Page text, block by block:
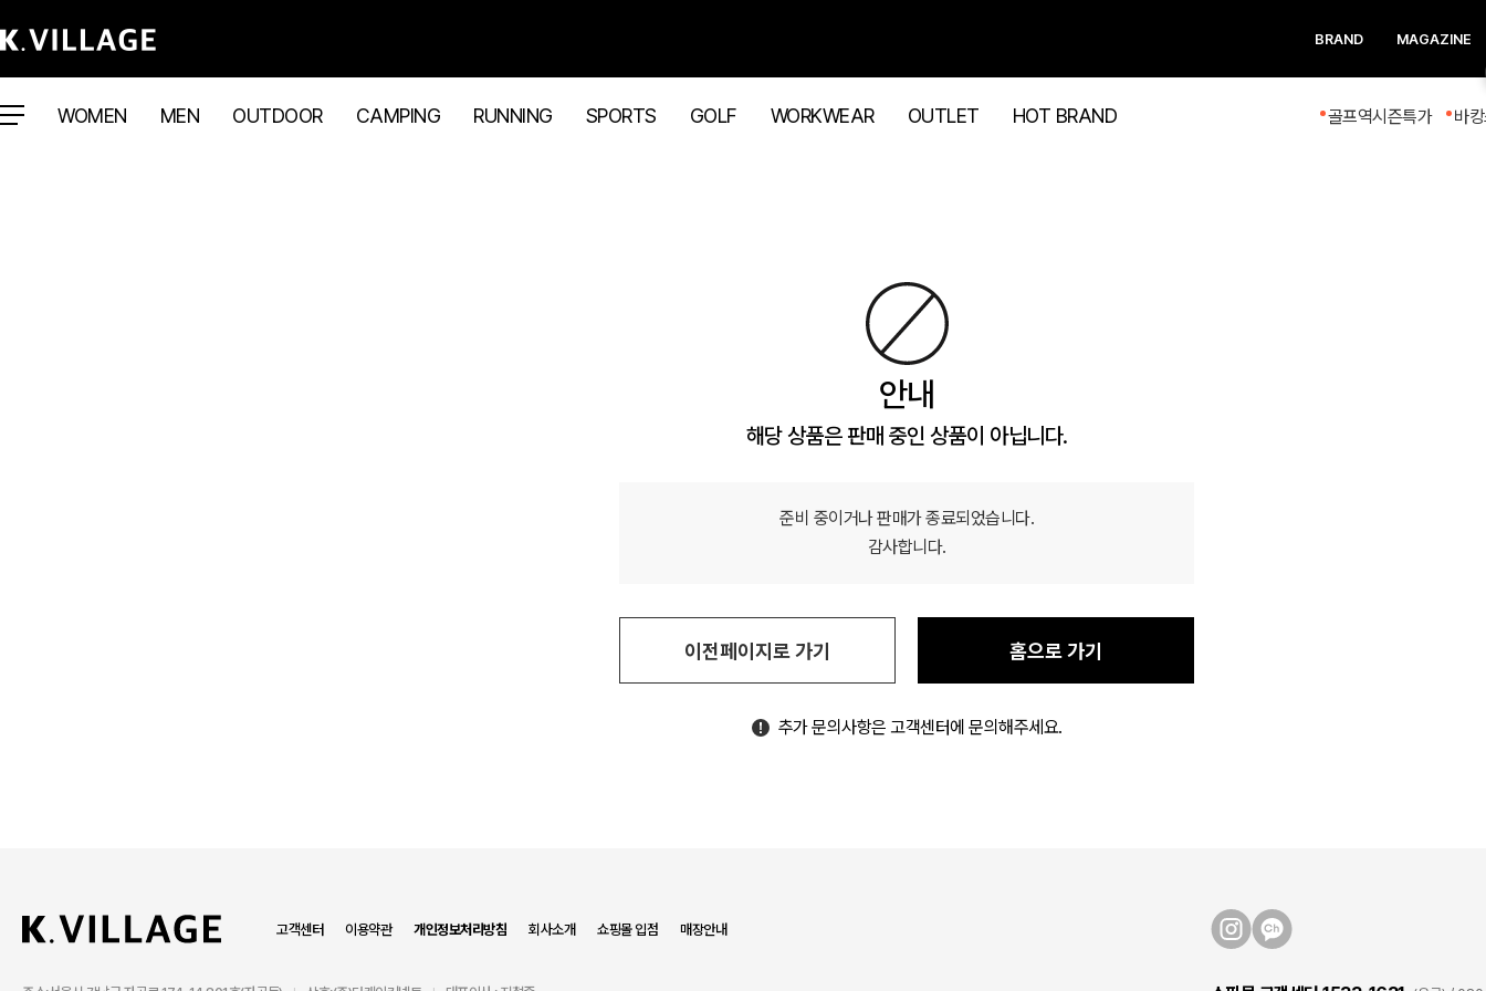
BRAND MAGAZINE
WOMEN MEN OUTDOOR CAMPING RUNNING SPORTS GOLF WORKWEAR OUTLET HOT BRAND 골프역시즌특가 바
안내
해당 상품은 판매 중인 상품이 아닙니다.
준비 중이거나 판매가 종료되었습니다.
감사합니다.
이전페이지로 가기 홈으로 가기
추가 문의사항은 고객센터에 문의해주세요.
고객센터 이용약관 개인정보처리방침 회사소개 쇼핑몰 입점 매장안내